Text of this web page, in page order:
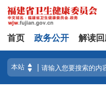
首页 政务公开 解读